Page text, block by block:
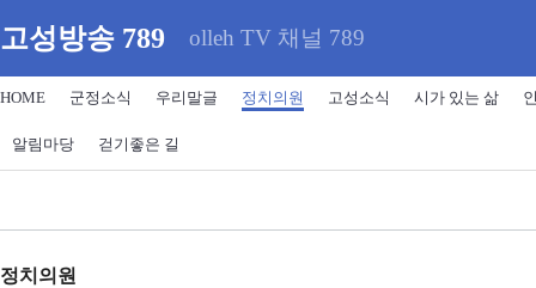
고성방송 789 olleh TV 채널 789
HOME 군정소식 우리말글 정치의원 고성소식 시가 있는 삶
알림마당 걷기좋은 길
정치의원